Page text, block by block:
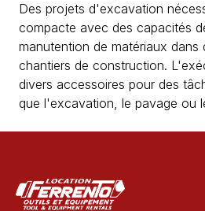
Des projets d'excavation
compacte avec des capacités
manutention de matériaux dans
chantiers de construction.
divers accessoires pour des
que l'excavation, le pavage ou